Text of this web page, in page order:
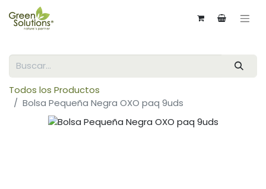
Todos los Productos
Bolsa Pequeña Negra OXO paq 9uds